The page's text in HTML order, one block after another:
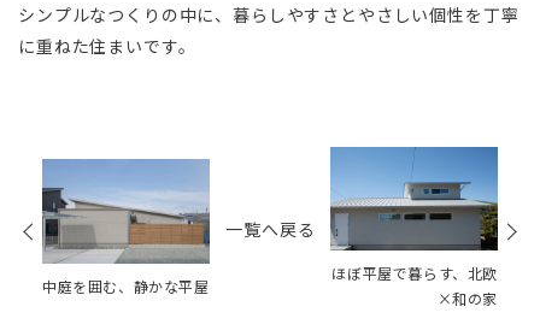
シンプルなつくりの中に、暮らしやすさとやさしい個性を丁寧
に重ねた住まいです。
の
記
事
中庭を囲む、静かな平屋
一覧へ戻る
の
記
事
ほぼ平屋で暮らす、北欧
×和の家